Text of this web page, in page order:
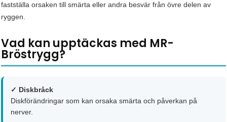
fastställa orsaken till smärta eller andra besvär från övre delen av
ryggen.
Vad kan upptäckas med MR-
Bröstrygg?
✓ Diskbråck
Diskförändringar som kan orsaka smärta och påverkan på
nerver.